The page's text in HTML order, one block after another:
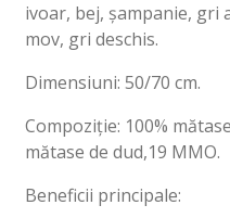
ivoar, bej, șampanie,
mov, gri deschis.
Dimensiuni: 50/70 cm.
Compoziție: 100%
mătase de dud,19 MMO.
Beneficii principale: